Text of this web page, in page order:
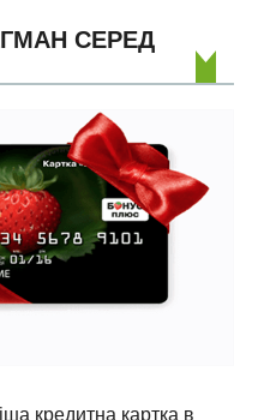
СЕРЕД
кредитна картка в